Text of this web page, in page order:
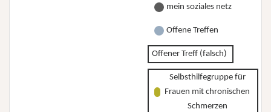
mein soziales netz
Offene Treffen
Offener Treff (falsch)
Selbsthilfegruppe für
Frauen mit chronischen
Schmerzen